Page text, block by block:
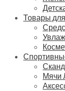
Товары
Мячи